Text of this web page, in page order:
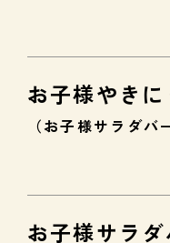
お子様やきに
（お子様サラダバ
お子様サラダ